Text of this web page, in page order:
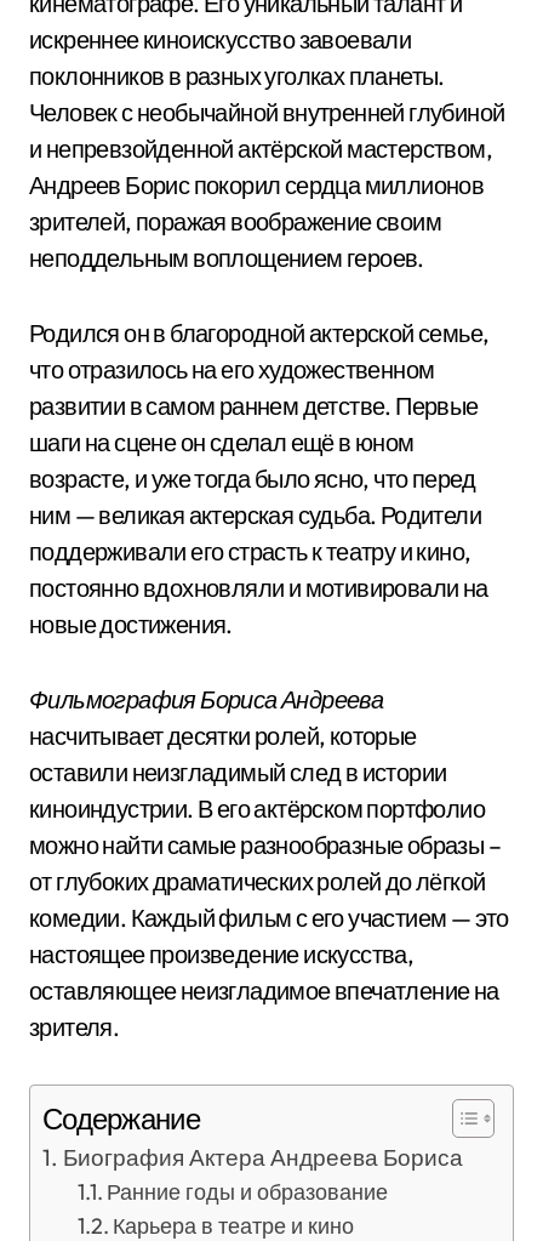
искреннее киноискусство завоевали
поклонников в разных уголках планеты.
Человек с необычайной внутренней глубиной
и непревзойденной актёрской мастерством,
Андреев Борис покорил сердца миллионов
зрителей, поражая воображение своим
неподдельным воплощением героев.
Родился он в благородной актерской семье,
что отразилось на его художественном
развитии в самом раннем детстве. Первые
шаги на сцене он сделал ещё в юном
возрасте, и уже тогда было ясно, что перед
ним — великая актерская судьба. Родители
поддерживали его страсть к театру и кино,
постоянно вдохновляли и мотивировали на
новые достижения.
Фильмография Бориса Андреева
насчитывает десятки ролей, которые
оставили неизгладимый след в истории
киноиндустрии. В его актёрском портфолио
можно найти самые разнообразные образы –
от глубоких драматических ролей до лёгкой
комедии. Каждый фильм с его участием — это
настоящее произведение искусства,
оставляющее неизгладимое впечатление на
зрителя.
Содержание
Биография Актера Андреева Бориса
Ранние годы и образование
Карьера в театре и кино